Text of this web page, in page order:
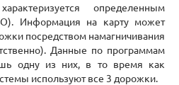
определенным
Информация на карту может
посредством намагничивания
Данные по программам
одну из них, в то время как
используют все 3 дорожки.